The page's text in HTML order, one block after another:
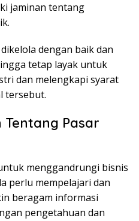
jaminan tentang
dengan baik dan
tetap layak untuk
dan melengkapi syarat
tersebut.
Tentang Pasar
menggandrungi bisnis
perlu mempelajari dan
beragam informasi
pengetahuan dan